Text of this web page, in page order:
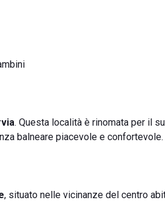
. Questa località è rinomata per il
balneare piacevole e confortevole.
, situato nelle vicinanze del centro